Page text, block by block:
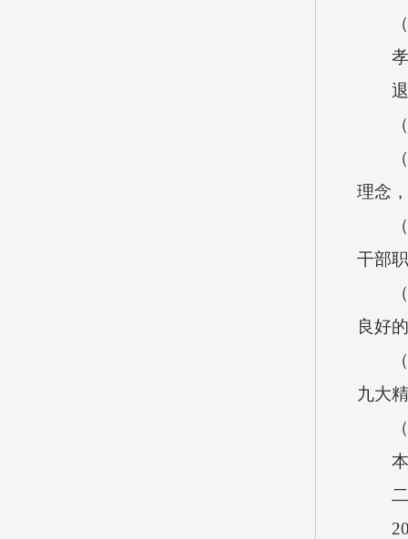
（
孝义
退
（
（1
理念
（2
干部
（3
良好
（4
九大
（
本单
二